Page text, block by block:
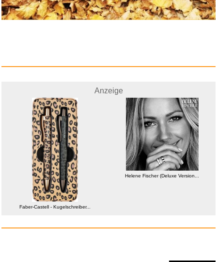
Faber-Castell - Kugelschreiber...
Anzeige
Faber-Castell - Kugelschreiber...
Helene Fischer (Deluxe Version...